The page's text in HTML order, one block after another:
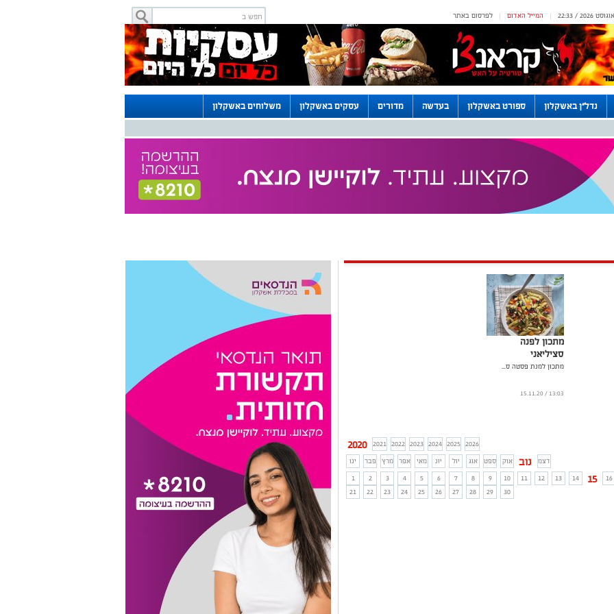
לפרסום באתר | המייל האדום |
נדל"ן באשקלון ספורט באשקלון בעדשה מדורים עסקים באשקלון משלוחים באשקלון
מתכון לפנה
סציליאני
מתכון למנת פסטה ס...
13:03 / 15.11.20
2020 2021 2022 2023 2024 2025 2026
ינו
פבר מרץ אפר מאי יונ יול אוג ספט אוק נוב
דצמ
1
2 3 4 5 6 7 8 9 10 11 12 13 14 15 16
21
22 23 24 25 26 27 28 29 30